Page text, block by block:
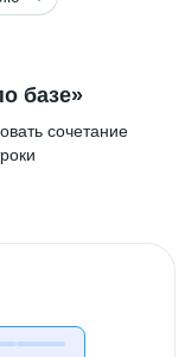
базе»
сочетание